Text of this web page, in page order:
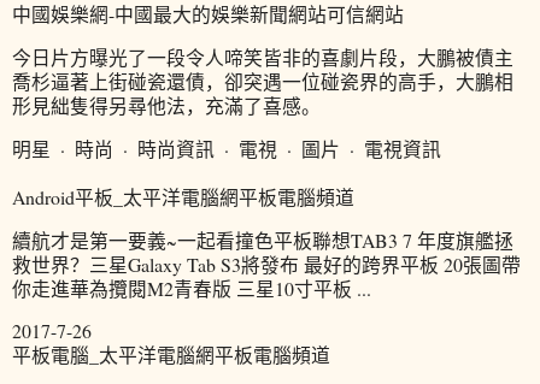
中國娛樂網-中國最大的娛樂新聞網站可信網站
今日片方曝光了一段令人啼笑皆非的喜劇片段，大鵬被債主
喬杉逼著上街碰瓷還債，卻突遇一位碰瓷界的高手，大鵬相
形見絀隻得另尋他法，充滿了喜感。
明星 · 時尚 · 時尚資訊 · 電視 · 圖片 · 電視資訊
Android平板_太平洋電腦網平板電腦頻道
續航才是第一要義~一起看撞色平板聯想TAB3 7 年度旗艦拯
救世界？三星Galaxy Tab S3將發布 最好的跨界平板 20張圖帶
你走進華為攬閱M2青春版 三星10寸平板 ...
2017-7-26
平板電腦_太平洋電腦網平板電腦頻道